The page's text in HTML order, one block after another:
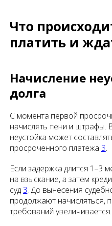
Что
платить и
Начисление
долга
С момента первой
начислять пени и штрафы.
неустойка может
просроченного платежа 3.
Если задержка длится 1–3
на взыскание, а затем
суд 3. До вынесения
продолжают начисляться,
требований увеличивается.